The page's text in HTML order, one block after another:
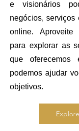
e visionários
negócios, serviços
online. Aproveite
para explorar as
que oferecemos
podemos ajudar
objetivos.